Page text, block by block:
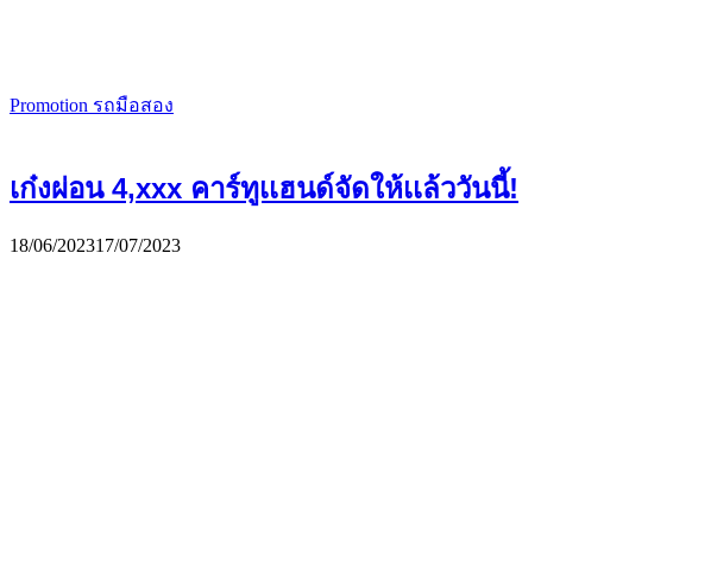
Promotion รถมือสอง
เก๋งผ่อน 4,xxx คาร์ทูเเฮนด์จัดให้เเล้ววันนี้!
18/06/202317/07/2023